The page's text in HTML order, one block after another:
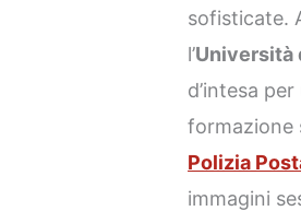
sofisticate.
l’Università
d’intesa
formazione
Polizia
immagini